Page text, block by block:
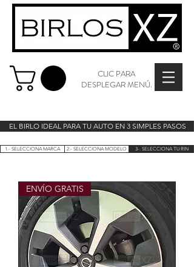
CLIC PARA
DESPLEGAR MENÚ.
EL BIRLO IDEAL PARA TU AUTO EN 3 SIMPLES PASOS
1.- SELECCIONA MARCA 2.- SELECCIONA MODELO 3-. SELECCIONA TU RIN
ENVÍO GRATIS